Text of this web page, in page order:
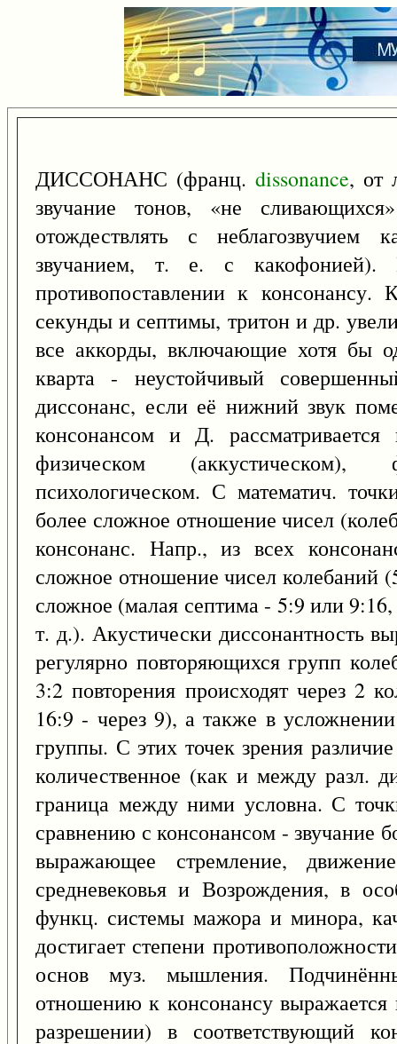
ДИССОНАНС (франц. dissonance, от
звучание тонов, «не
отождествлять с неблагозвучием
звучанием, т. е. с какофонией).
противопоставлении к
секунды и септимы, тритон и др.
все аккорды, включающие хотя бы
кварта - неустойчивый
диссонанс, если её нижний звук
консонансом и Д.
физическом
психологическом. С математич.
более сложное отношение чисел
консонанс. Напр., из всех
сложное отношение чисел
сложное (малая септима - 5:9 или
т. д.). Акустически диссонантность
регулярно повторяющихся групп
3:2 повторения происходят через 2
16:9 - через 9), а также в
группы. С этих точек зрения
количественное (как и между разл.
граница между ними условна. С
сравнению с консонансом - звучание
выражающее стремление,
средневековья и Возрождения, в
функц. системы мажора и минора,
достигает степени
основ муз. мышления.
отношению к консонансу выражается
разрешении) в соответствующий